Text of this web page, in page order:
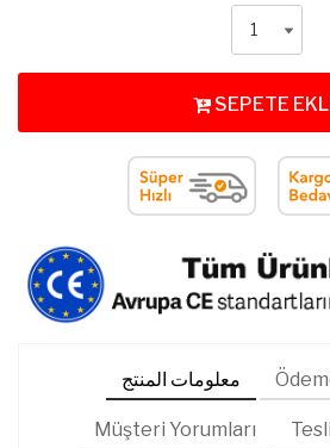
SEPETE
معلومات المنتج
Müşteri Yorumları